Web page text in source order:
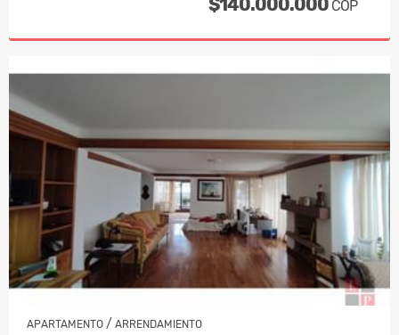
$140.000.000 COP
APARTAMENTO / ARRENDAMIENTO